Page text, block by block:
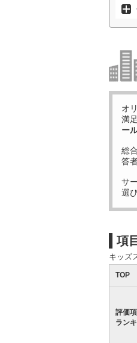
オ
満
ー
総
答
サ
選
項
キッズ
TOP
評価
ラン